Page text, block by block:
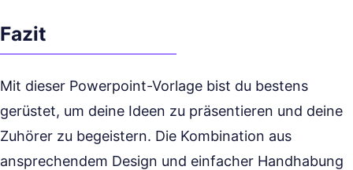
Fazit
Mit dieser Powerpoint-Vorlage bist du bestens
gerüstet, um deine Ideen zu präsentieren und deine
Zuhörer zu begeistern. Die Kombination aus
ansprechendem Design und einfacher Handhabung